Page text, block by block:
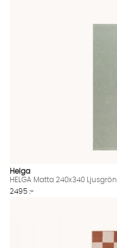
Helga
HELGA Matta 240x340 Ljusgrön
2495 :-